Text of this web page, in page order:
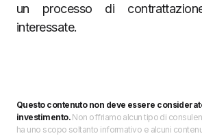
un processo di
interessate.
Questo contenuto non deve essere
investimento.Non offriamo alcun tipo di
ha uno scopo soltanto informativo e alcuni